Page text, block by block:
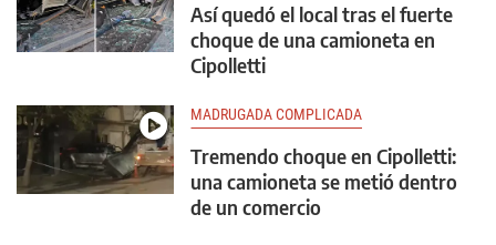
Así quedó el local tras el fuerte
choque de una camioneta en
Cipolletti
MADRUGADA COMPLICADA
Tremendo choque en Cipolletti:
una camioneta se metió dentro
de un comercio